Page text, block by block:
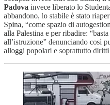
Padova invece liberato lo
abbandono, lo stabile è stato
Spina, “come spazio di
alla Palestina e per ribadire:
all’istruzione” denunciando così
alloggi popolari e soprattutto